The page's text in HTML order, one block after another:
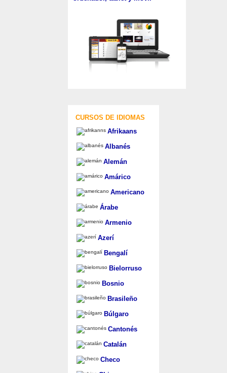
CURSOS DE IDIOMAS
Afrikaans
Albanés
Alemán
Amárico
Americano
Árabe
Armenio
Azerí
Bengalí
Bielorruso
Bosnio
Brasileño
Búlgaro
Cantonés
Catalán
Checo